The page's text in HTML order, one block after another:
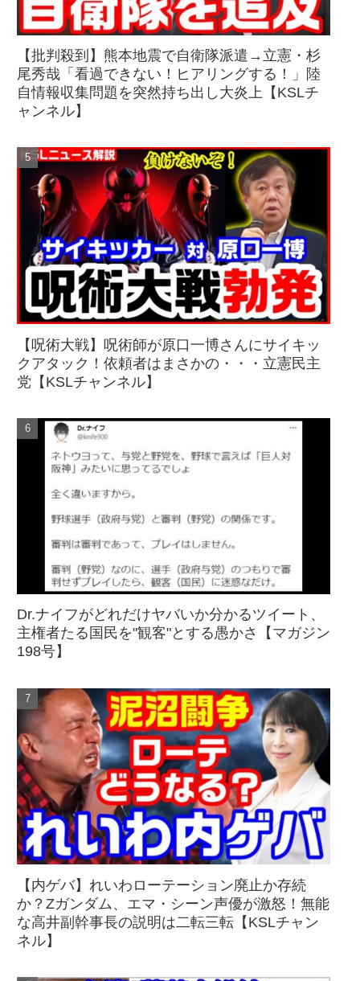
【批判殺到】熊本地震で自衛隊派遣→立憲・杉
尾秀哉「看過できない！ヒアリングする！」陸
自情報収集問題を突然持ち出し大炎上【KSLチ
ャンネル】
【呪術大戦】呪術師が原口一博さんにサイキッ
クアタック！依頼者はまさかの・・・立憲民主
党【KSLチャンネル】
Dr.ナイフがどれだけヤバいか分かるツイート、
主権者たる国民を"観客"とする愚かさ【マガジン
198号】
【内ゲバ】れいわローテーション廃止か存続
か？Zガンダム、エマ・シーン声優が激怒！無能
な高井副幹事長の説明は二転三転【KSLチャン
ネル】